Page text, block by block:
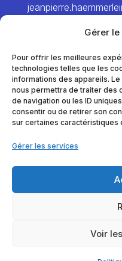
Gérer
Pour offrir les meilleures
technologies telles que les
informations des appareils.
nous permettra de traiter des
de navigation ou les ID
consentir ou de retirer son
sur certaines caractéristiques
Gérer les services
Voir
→ Director
Manager – Europe
→ Project Manager –
→ Project Manager –
→ Project Manager –
→ Project Manager –